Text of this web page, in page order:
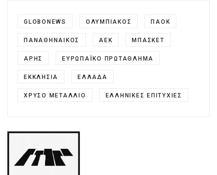
GLOBONEWS ΟΛΥΜΠΙΑΚΌΣ ΠΑΟΚ
ΠΑΝΑΘΗΝΑΙΚΟΣ ΑΕΚ ΜΠΑΣΚΕΤ
ΆΡΗΣ ΕΥΡΩΠΑΪΚΌ ΠΡΩΤΆΘΛΗΜΑ
ΕΚΚΛΗΣΊΑ ΕΛΛΆΔΑ
ΧΡΥΣΌ ΜΕΤΆΛΛΙΟ ΕΛΛΗΝΙΚΈΣ ΕΠΙΤΥΧΊΕΣ